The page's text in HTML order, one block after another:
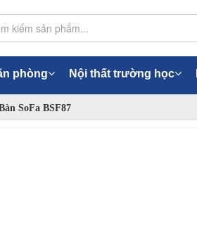
phòng Nội thất trường học
SoFa BSF87